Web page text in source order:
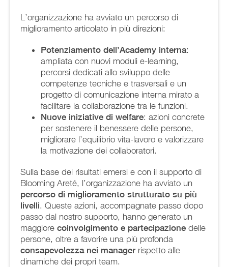
L’organizzazione ha avviato un percorso di
miglioramento articolato in più direzioni:
Potenziamento dell’Academy interna:
ampliata con nuovi moduli e-learning,
percorsi dedicati allo sviluppo delle
competenze tecniche e trasversali e un
progetto di comunicazione interna mirato a
facilitare la collaborazione tra le funzioni.
Nuove iniziative di welfare: azioni concrete
per sostenere il benessere delle persone,
migliorare l’equilibrio vita-lavoro e valorizzare
la motivazione dei collaboratori.
Sulla base dei risultati emersi e con il supporto di
Blooming Areté, l’organizzazione ha avviato un
percorso di miglioramento strutturato su più
livelli. Queste azioni, accompagnate passo dopo
passo dal nostro supporto, hanno generato un
maggiore coinvolgimento e partecipazione delle
persone, oltre a favorire una più profonda
consapevolezza nei managerrispetto alle
dinamiche dei propri team.